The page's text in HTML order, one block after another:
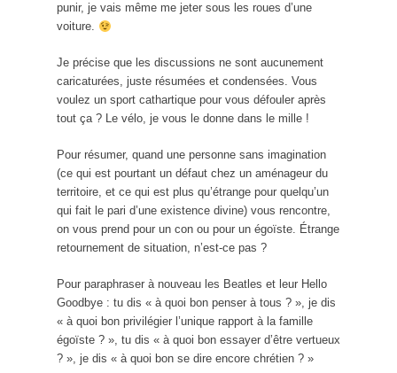
punir, je vais même me jeter sous les roues d’une
voiture.
Je précise que les discussions ne sont aucunement
caricaturées, juste résumées et condensées. Vous
voulez un sport cathartique pour vous défouler après
tout ça ? Le vélo, je vous le donne dans le mille !
Pour résumer, quand une personne sans imagination
(ce qui est pourtant un défaut chez un aménageur du
territoire, et ce qui est plus qu’étrange pour quelqu’un
qui fait le pari d’une existence divine) vous rencontre,
on vous prend pour un con ou pour un égoïste. Étrange
retournement de situation, n’est-ce pas ?
Pour paraphraser à nouveau les Beatles et leur Hello
Goodbye : tu dis « à quoi bon penser à tous ? », je dis
« à quoi bon privilégier l’unique rapport à la famille
égoïste ? », tu dis « à quoi bon essayer d’être vertueux
? », je dis « à quoi bon se dire encore chrétien ? »